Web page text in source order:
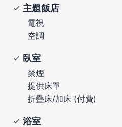
主題飯店
電視
空調
臥室
禁煙
提供床單
折疊床/加床 (付費)
浴室